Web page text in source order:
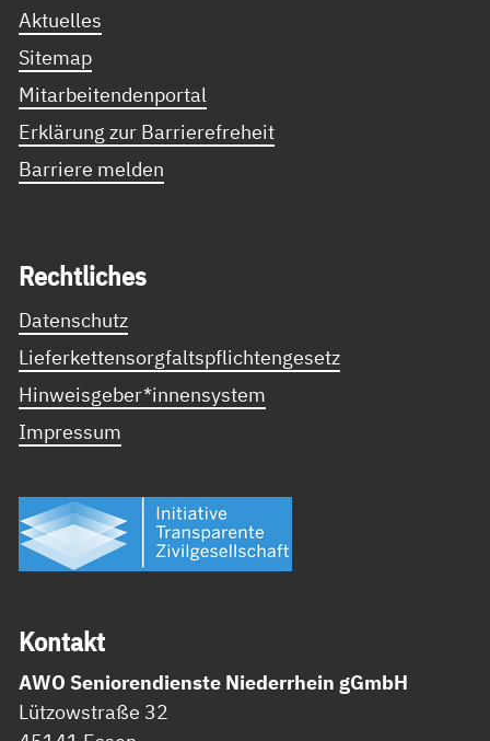
Aktuelles
Sitemap
Mitarbeitendenportal
Erklärung zur Barrierefreheit
Barriere melden
Recht­li­ches
Datenschutz
Lieferkettensorgfaltspflichtengesetz
Hinweisgeber*innensystem
Impressum
Kon­takt
AWO Seniorendienste Niederrhein gGmbH
Lützowstraße 32